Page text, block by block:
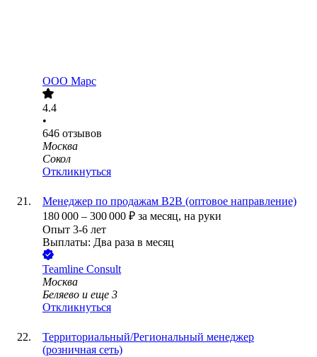
ООО Марс
4.4
•
646 отзывов
Москва
Сокол
Откликнуться
Менеджер по продажам B2B (оптовое направление)
180 000 – 300 000 ₽ за месяц, на руки
Опыт 3-6 лет
Выплаты: Два раза в месяц
Teamline Consult
Москва
Беляево и еще 3
Откликнуться
Территориальный/Региональный менеджер
(розничная сеть)